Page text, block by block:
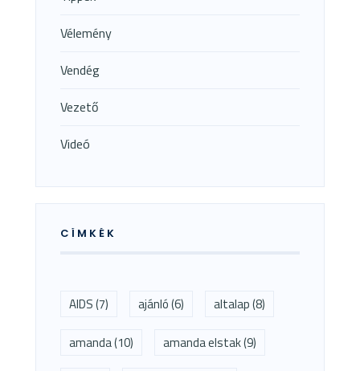
Vélemény
Vendég
Vezető
Videó
CÍMKÉK
AIDS(7) ajánló(6) altalap(8)
amanda(10) amanda elstak(9)